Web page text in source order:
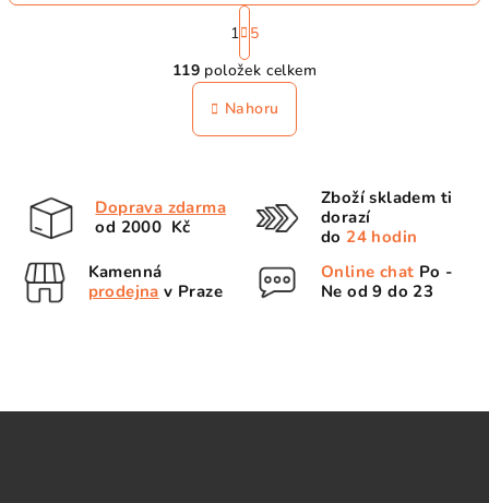
O
v
l
á
ý
S
t
r
á
n
k
o
1 5
119 položek celkem
Nahoru
Doprava zdarma
od 2000 Kč
Zboží skladem ti
dorazí
do 24 hodin
Kamenná
prodejna v Praze
Online chat Po -
Ne od 9 do 23